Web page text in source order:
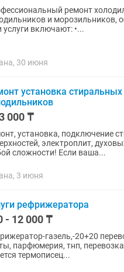
ремонт
и морозильников,
услуги включают: •...
30 июня
установка
000 ₸
установка, подключение
электроплит, духовых шкафов и холодильников всех
любой сложности! Если ваша...
3 июня
рефрижератора
- 12 000 ₸
газель,-20+20
парфюмерия, тнп,
термописец...